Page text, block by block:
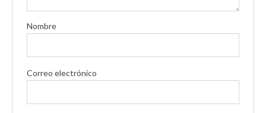
Nombre
Correo electrónico